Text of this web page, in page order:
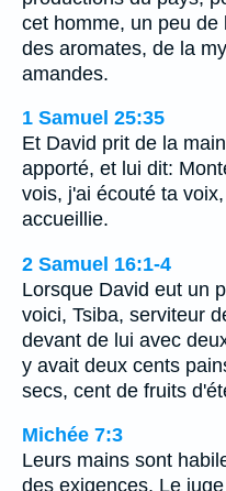
cet homme, un peu
des aromates, de la
amandes.
1 Samuel 25:35
Et David prit de la
apporté, et lui dit:
vois, j'ai écouté ta
accueillie.
2 Samuel 16:1-4
Lorsque David eut un
voici, Tsiba, serviteur
devant de lui avec
y avait deux cents
secs, cent de fruits
Michée 7:3
Leurs mains sont
des exigences, Le